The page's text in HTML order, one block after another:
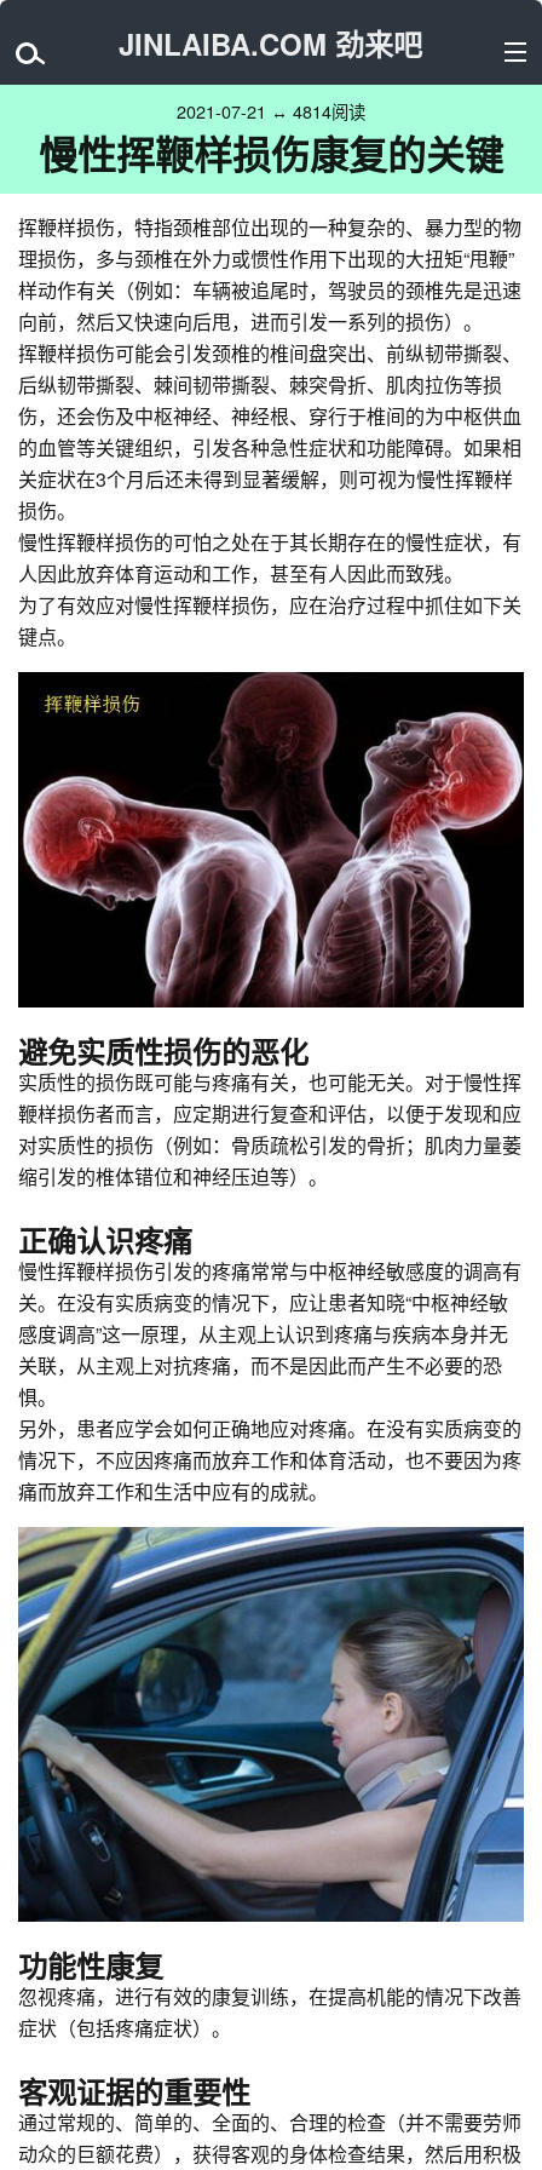
JINLAIBA.COM 劲来吧
2021-07-21 ↔ 4814阅读
慢性挥鞭样损伤康复的关键
挥鞭样损伤，特指颈椎部位出现的一种复杂的、暴力型的物
理损伤，多与颈椎在外力或惯性作用下出现的大扭矩“甩鞭”
样动作有关（例如：车辆被追尾时，驾驶员的颈椎先是迅速
向前，然后又快速向后甩，进而引发一系列的损伤）。
挥鞭样损伤可能会引发颈椎的椎间盘突出、前纵韧带撕裂、
后纵韧带撕裂、棘间韧带撕裂、棘突骨折、肌肉拉伤等损
伤，还会伤及中枢神经、神经根、穿行于椎间的为中枢供血
的血管等关键组织，引发各种急性症状和功能障碍。如果相
关症状在3个月后还未得到显著缓解，则可视为慢性挥鞭样
损伤。
慢性挥鞭样损伤的可怕之处在于其长期存在的慢性症状，有
人因此放弃体育运动和工作，甚至有人因此而致残。
为了有效应对慢性挥鞭样损伤，应在治疗过程中抓住如下关
键点。
避免实质性损伤的恶化
实质性的损伤既可能与疼痛有关，也可能无关。对于慢性挥
鞭样损伤者而言，应定期进行复查和评估，以便于发现和应
对实质性的损伤（例如：骨质疏松引发的骨折；肌肉力量萎
缩引发的椎体错位和神经压迫等）。
正确认识疼痛
慢性挥鞭样损伤引发的疼痛常常与中枢神经敏感度的调高有
关。在没有实质病变的情况下，应让患者知晓“中枢神经敏
感度调高”这一原理，从主观上认识到疼痛与疾病本身并无
关联，从主观上对抗疼痛，而不是因此而产生不必要的恐
惧。
另外，患者应学会如何正确地应对疼痛。在没有实质病变的
情况下，不应因疼痛而放弃工作和体育活动，也不要因为疼
痛而放弃工作和生活中应有的成就。
功能性康复
忽视疼痛，进行有效的康复训练，在提高机能的情况下改善
症状（包括疼痛症状）。
客观证据的重要性
通过常规的、简单的、全面的、合理的检查（并不需要劳师
动众的巨额花费），获得客观的身体检查结果，然后用积极